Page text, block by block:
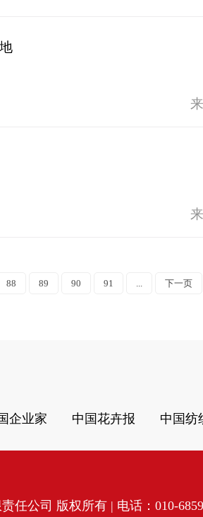
88 89 90 91 ... 下一页
企业家 中国花卉报 中国纺
任公司 版权所有 | 电话：010-